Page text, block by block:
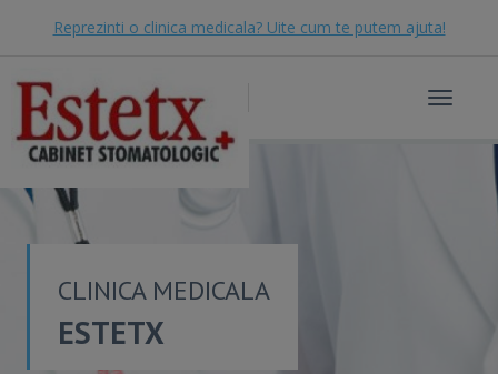
Reprezinti o clinica medicala? Uite cum te putem ajuta!
Toggle
CLINICA MEDICALA
ESTETX